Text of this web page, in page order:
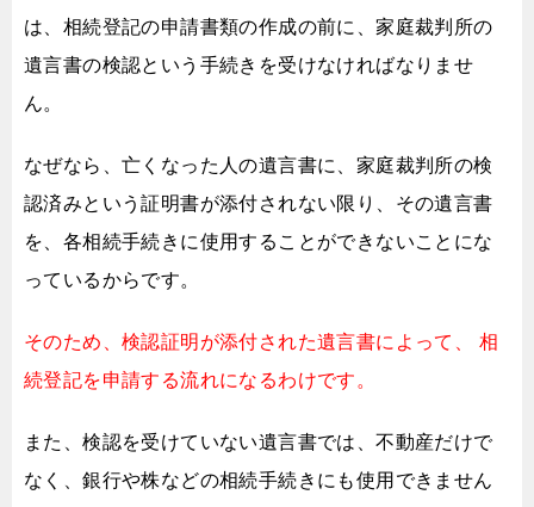
は、 相続登記の申請書類の作成の前に、家庭裁判所の
遺言書の検認という手続きを受けなければなりませ
ん。
なぜなら、亡くなった人の遺言書に、 家庭裁判所の検
認済みという証明書が添付されない限り、その遺言書
を、 各相続手続きに使用することができないことにな
っているからです。
そのため、検認証明が添付された遺言書によって、
相
続登記を申請する流れになるわけです。
また、検認を受けていない遺言書では、不動産だけで
なく、銀行や株などの相続手続きにも使用できません